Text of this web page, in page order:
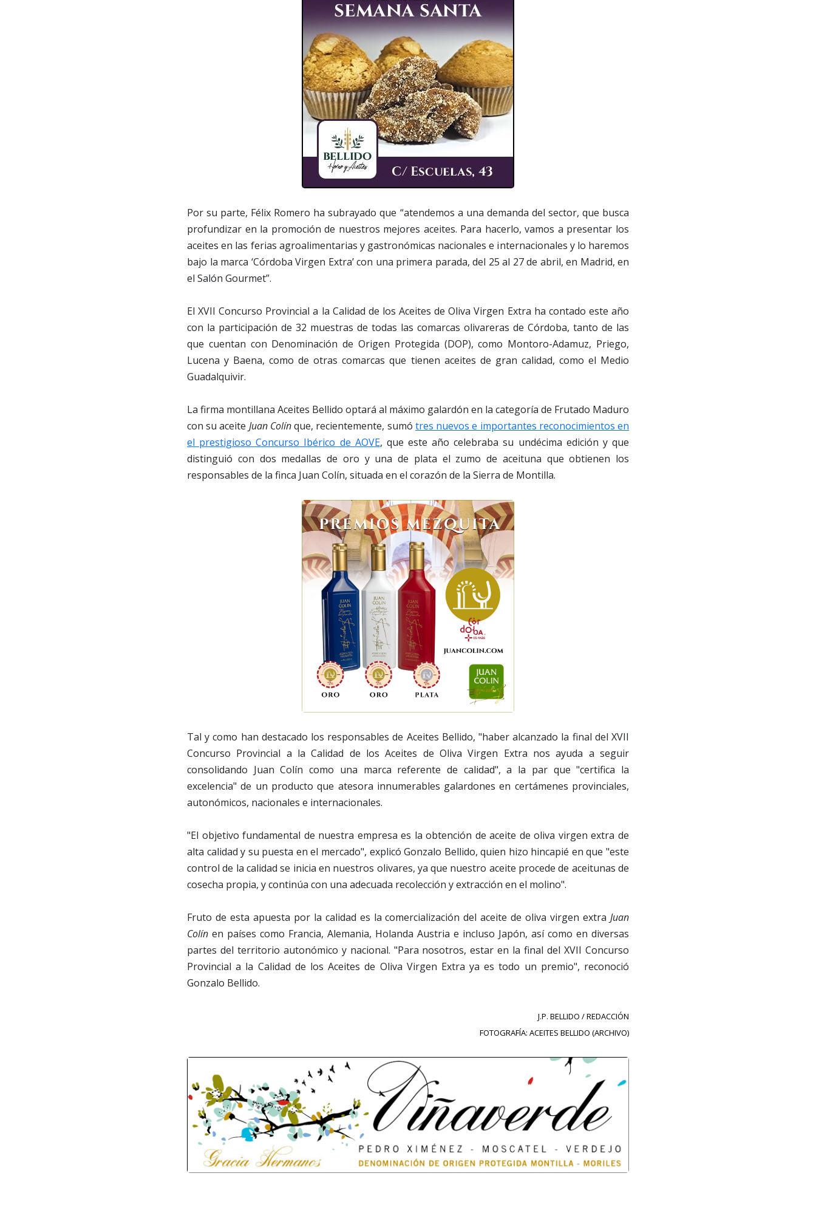
Por su parte, Félix Romero ha subrayado que “atendemos a una demanda del sector, que busca
profundizar en la promoción de nuestros mejores aceites. Para hacerlo, vamos a presentar los
aceites en las ferias agroalimentarias y gastronómicas nacionales e internacionales y lo haremos
bajo la marca ‘Córdoba Virgen Extra’ con una primera parada, del 25 al 27 de abril, en Madrid, en
el Salón Gourmet”.
El XVII Concurso Provincial a la Calidad de los Aceites de Oliva Virgen Extra ha contado este año
con la participación de 32 muestras de todas las comarcas olivareras de Córdoba, tanto de las
que cuentan con Denominación de Origen Protegida (DOP), como Montoro-Adamuz, Priego,
Lucena y Baena, como de otras comarcas que tienen aceites de gran calidad, como el Medio
Guadalquivir.
La firma montillana Aceites Bellido optará al máximo galardón en la categoría de Frutado Maduro
con su aceite Juan Colínque, recientemente, sumó tres nuevos e importantes reconocimientos en
el prestigioso Concurso Ibérico de AOVE, que este año celebraba su undécima edición y que
distinguió con dos medallas de oro y una de plata el zumo de aceituna que obtienen los
responsables de la finca Juan Colín, situada en el corazón de la Sierra de Montilla.
Tal y como han destacado los responsables de Aceites Bellido, "haber alcanzado la final del XVII
Concurso Provincial a la Calidad de los Aceites de Oliva Virgen Extra nos ayuda a seguir
consolidando Juan Colín como una marca referente de calidad", a la par que "certifica la
excelencia" de un producto que atesora innumerables galardones en certámenes provinciales,
autonómicos, nacionales e internacionales.
"El objetivo fundamental de nuestra empresa es la obtención de aceite de oliva virgen extra de
alta calidad y su puesta en el mercado", explicó Gonzalo Bellido, quien hizo hincapié en que "este
control de la calidad se inicia en nuestros olivares, ya que nuestro aceite procede de aceitunas de
cosecha propia, y continúa con una adecuada recolección y extracción en el molino".
Fruto de esta apuesta por la calidad es la comercialización del aceite de oliva virgen extra Juan
Colín en países como Francia, Alemania, Holanda Austria e incluso Japón, así como en diversas
partes del territorio autonómico y nacional. "Para nosotros, estar en la final del XVII Concurso
Provincial a la Calidad de los Aceites de Oliva Virgen Extra ya es todo un premio", reconoció
Gonzalo Bellido.
J.P. BELLIDO / REDACCIÓN
FOTOGRAFÍA: ACEITES BELLIDO (ARCHIVO)